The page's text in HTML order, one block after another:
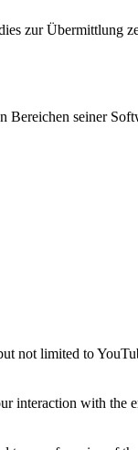
zur Übermittlung
seiner
not limited to
interaction with